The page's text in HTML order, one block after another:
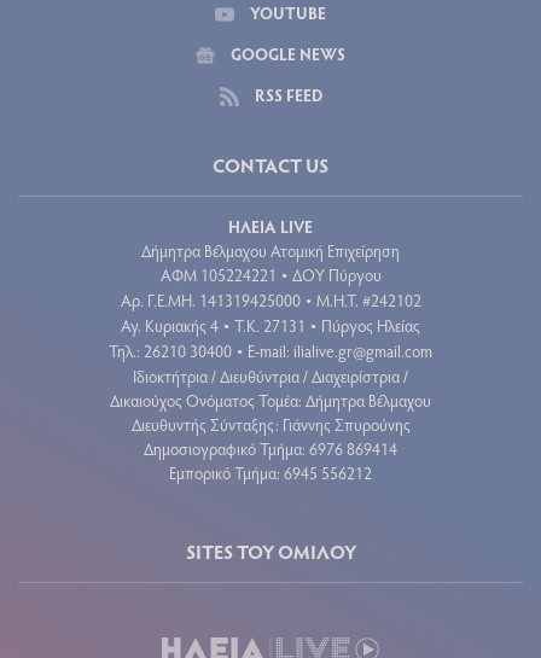
YOUTUBE
GOOGLE NEWS
RSS FEED
CONTACT US
ΗΛΕΙΑ LIVE
Δήμητρα Βέλμαχου Ατομική Επιχείρηση
ΑΦΜ 105224221 • ΔΟΥ Πύργου
Aρ. Γ.Ε.ΜΗ. 141319425000 • Μ.Η.Τ. #242102
Αγ. Κυριακής 4 • Τ.Κ. 27131 • Πύργος Ηλείας
Τηλ.: 26210 30400 • E-mail: ilialive.gr@gmail.com
Ιδιοκτήτρια / Διευθύντρια / Διαχειρίστρια /
Δικαιούχος Ονόματος Τομέα: Δήμητρα Βέλμαχου
Διευθυντής Σύνταξης: Γιάννης Σπυρούνης
Δημοσιογραφικό Τμήμα: 6976 869414
Εμπορικό Τμήμα: 6945 556212
SITES ΤΟΥ ΟΜΙΛΟΥ